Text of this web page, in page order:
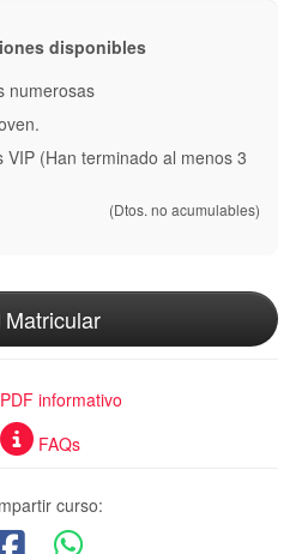
disponibles
numerosas
VIP (Han terminado al menos 3
(Dtos. no acumulables)
Matricular
PDF informativo
FAQs
curso: